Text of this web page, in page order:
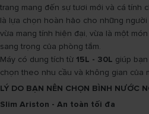
trang mang đến sự tươi mới và cá tính
là lựa chọn hoàn hảo cho những
vừa mang tính hiện đại, vừa là một
sang trọng của phòng tắm.
Máy có dung tích từ 15L - 30L giúp
chọn theo nhu cầu và không gian của
LÝ DO BẠN NÊN CHỌN BÌNH NƯỚC
Slim Ariston - An toàn tối đa